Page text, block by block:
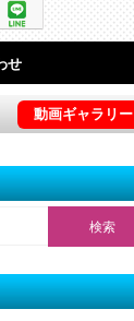
せ
動画ギャラリー